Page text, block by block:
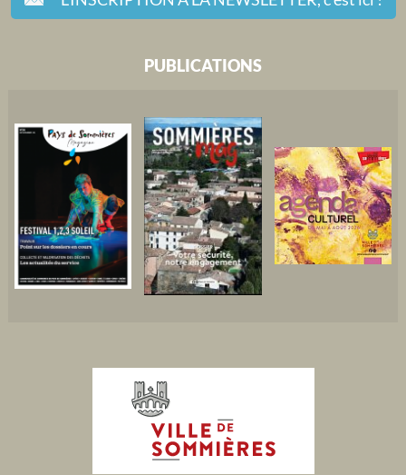
PUBLICATIONS